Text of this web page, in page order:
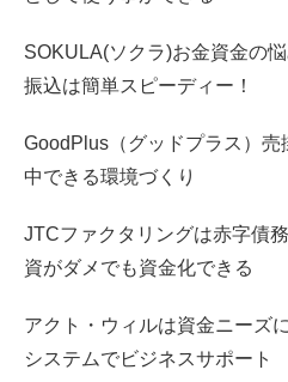
SOKULA(ソクラ)お金資金の
振込は簡単スピーディー！
GoodPlus（グッドプラス）
中できる環境づくり
JTCファクタリングは赤字債
資がダメでも資金化できる
アクト・ウィルは資金ニーズ
システムでビジネスサポート